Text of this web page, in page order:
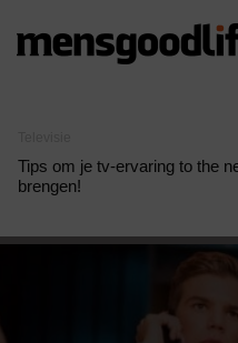
Tips om je tv-ervaring to the
brengen!